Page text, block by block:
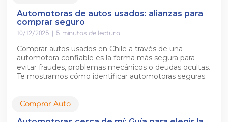
Automotoras de autos usados: alianzas para
comprar seguro
10/12/2025 5 minutos de lectura
Comprar autos usados en Chile a través de una
automotora confiable es la forma más segura para
evitar fraudes, problemas mecánicos o deudas ocultas.
Te mostramos cómo identificar automotoras seguras.
Comprar Auto